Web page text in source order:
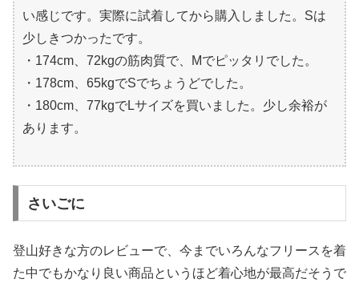
い感じです。実際に試着してから購入しました。Sは
少しきつかったです。
・174cm、72kgの筋肉質で、Mでピッタリでした。
・178cm、65kgでSでちょうどでした。
・180cm、77kgでLサイズを買いました。少し余裕が
あります。
さいごに
登山好きな方のレビューで、今までいろんなフリースを着
た中でもかなり良い商品というほど着心地が最高だそうで